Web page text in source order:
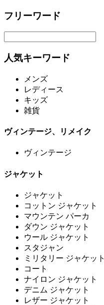
フリーワード
人気キーワード
メンズ
レディース
キッズ
雑貨
ヴィンテージ、リメイク
ヴィンテージ
ジャケット
ジャケット
コットン ジャケット
マウンテン パーカ
ダウン ジャケット
ウール ジャケット
スタジャン
ミリタリー ジャケット
コート
ナイロン ジャケット
デニム ジャケット
レザー ジャケット